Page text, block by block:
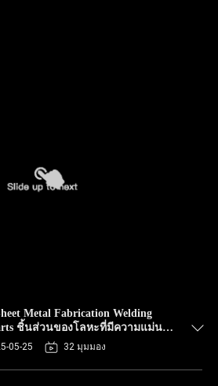
Metal Fabrication Welding
ชิ้นส่วนของโลหะที่มีความแม่น
05-25 32 มุมมอง